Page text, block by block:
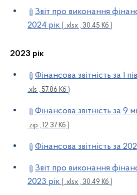
Звіт про виконання
2024 рік ( .xlsx , 30.45 Кб )
2023 рік
Фінансова звітність за І
.xls , 57.86 Кб )
Фінансова звітність за 9
.zip , 12.37 Кб )
Фінансова звітність за
Звіт про виконання
2023 рік ( .xlsx , 30.49 Кб )